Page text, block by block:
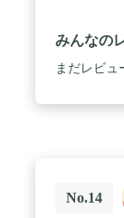
みんなの
まだレビュ
No.14